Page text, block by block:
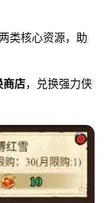
类核心资源，助
商店，兑换强力侠